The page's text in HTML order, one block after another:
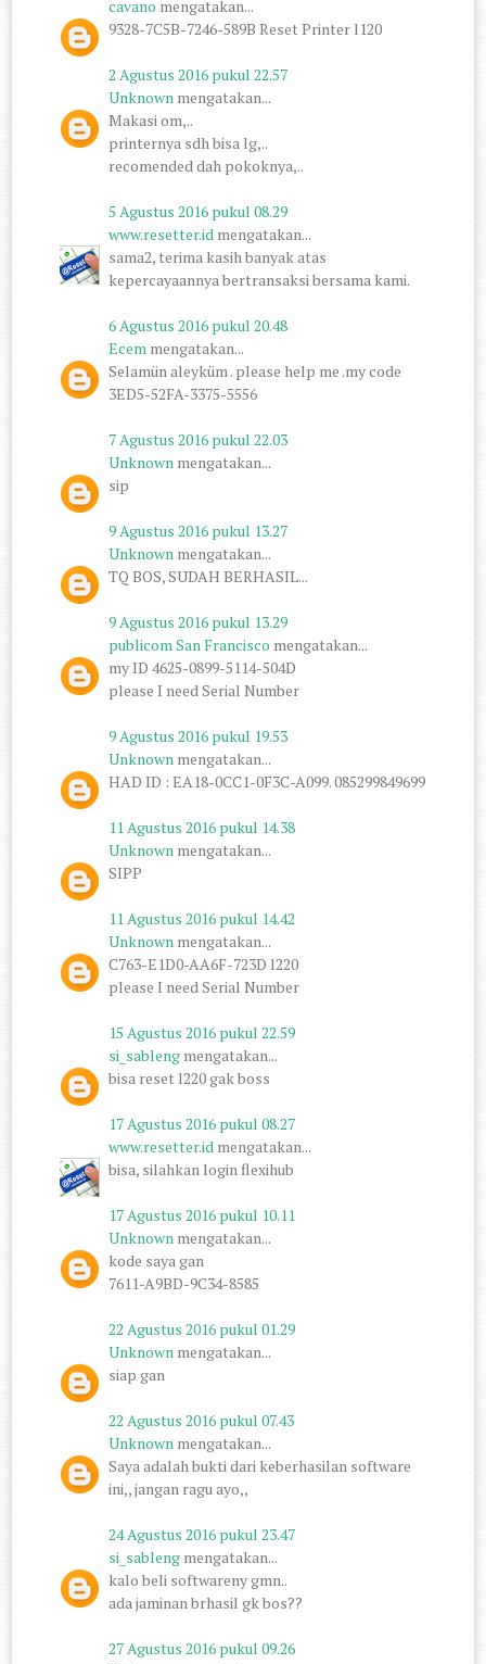
cavano mengatakan...
9328-7C5B-7246-589B Reset Printer l120
2 Agustus 2016 pukul 22.57
Unknown mengatakan...
Makasi om,..
printernya sdh bisa lg,..
recomended dah pokoknya,..
5 Agustus 2016 pukul 08.29
www.resetter.id mengatakan...
sama2, terima kasih banyak atas
kepercayaannya bertransaksi bersama kami.
6 Agustus 2016 pukul 20.48
Ecem mengatakan...
Selamün aleyküm . please help me .my code
3ED5-52FA-3375-5556
7 Agustus 2016 pukul 22.03
Unknown mengatakan...
sip
9 Agustus 2016 pukul 13.27
Unknown mengatakan...
TQ BOS, SUDAH BERHASIL...
9 Agustus 2016 pukul 13.29
publicom San Francisco mengatakan...
my ID 4625-0899-5114-504D
please I need Serial Number
9 Agustus 2016 pukul 19.53
Unknown mengatakan...
HAD ID : EA18-0CC1-0F3C-A099. 085299849699
11 Agustus 2016 pukul 14.38
Unknown mengatakan...
SIPP
11 Agustus 2016 pukul 14.42
Unknown mengatakan...
C763-E1D0-AA6F-723D l220
please I need Serial Number
15 Agustus 2016 pukul 22.59
si_sableng mengatakan...
bisa reset l220 gak boss
17 Agustus 2016 pukul 08.27
www.resetter.id mengatakan...
bisa, silahkan login flexihub
17 Agustus 2016 pukul 10.11
Unknown mengatakan...
kode saya gan
7611-A9BD-9C34-8585
22 Agustus 2016 pukul 01.29
Unknown mengatakan...
siap gan
22 Agustus 2016 pukul 07.43
Unknown mengatakan...
Saya adalah bukti dari keberhasilan software
ini,, jangan ragu ayo,,
24 Agustus 2016 pukul 23.47
si_sableng mengatakan...
kalo beli softwareny gmn..
ada jaminan brhasil gk bos??
27 Agustus 2016 pukul 09.26